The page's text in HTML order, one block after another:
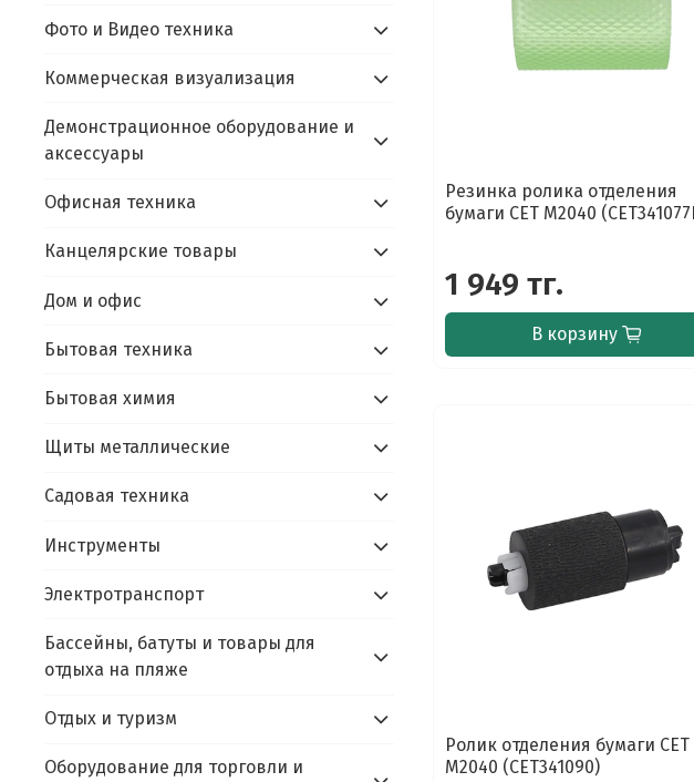
Резинка ролика отделения
бумаги CET M2040
1 949 тг.
В корзину
Ролик отделения бумаги CET
M2040 (CET341090)
Фото и Видео техника
Коммерческая визуализация
Демонстрационное оборудование и
аксессуары
Офисная техника
Канцелярские товары
Дом и офис
Бытовая техника
Бытовая химия
Щиты металлические
Садовая техника
Инструменты
Электротранспорт
Бассейны, батуты и товары для
отдыха на пляже
Отдых и туризм
Оборудование для торговли и